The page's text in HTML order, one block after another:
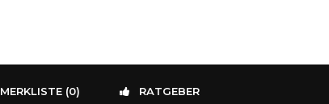
MERKLISTE (0) RATGEBER